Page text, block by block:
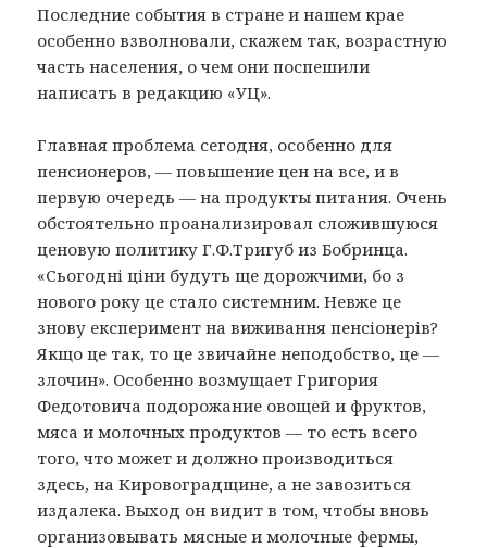
Последние события в стране и нашем крае
особенно взволновали, скажем так, возрастную
часть населения, о чем они поспешили
написать в редакцию «УЦ».
Главная проблема сегодня, особенно для
пенсионеров, — повышение цен на все, и в
первую очередь — на продукты питания. Очень
обстоятельно проанализировал сложившуюся
ценовую политику Г.Ф.Тригуб из Бобринца.
«Сьогоднi цiни будуть ще дорожчими, бо з
нового року це стало системним. Невже це
знову експеримент на виживання пенсiонерiв?
Якщо це так, то це звичайне неподобство, це —
злочин». Особенно возмущает Григория
Федотовича подорожание овощей и фруктов,
мяса и молочных продуктов — то есть всего
того, что может и должно производиться
здесь, на Кировоградщине, а не завозиться
издалека. Выход он видит в том, чтобы вновь
организовывать мясные и молочные фермы,